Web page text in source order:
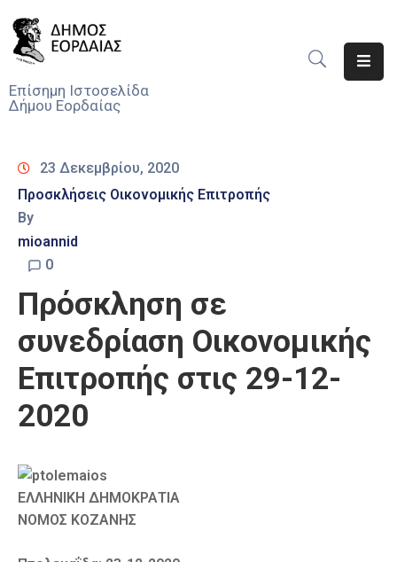
Επίσημη Ιστοσελίδα
Δήμου Εορδαίας
Νέα
Υπηρεσίες
Του
Δήμου
Προσκλήσεις
Αποφάσεις
Τηλέφωνα
Καιρός
23 Δεκεμβρίου, 2020
Προσκλήσεις Οικονομικής Επιτροπής
By
mioannid
0
Πρόσκληση σε
συνεδρίαση Οικονομικής
Επιτροπής στις 29-12-
2020
ΕΛΛΗΝΙΚΗ ΔΗΜΟΚΡΑΤΙΑ
ΝΟΜΟΣ ΚΟΖΑΝΗΣ